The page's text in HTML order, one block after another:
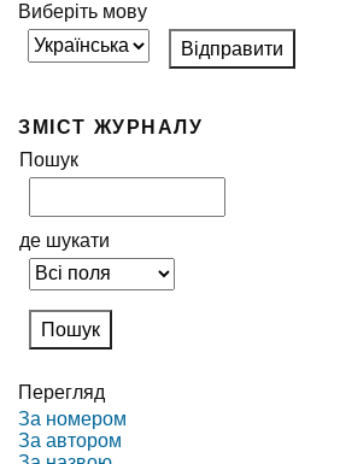
Виберіть мову
ЗМІСТ ЖУРНАЛУ
Пошук
де шукати
Перегляд
За номером
За автором